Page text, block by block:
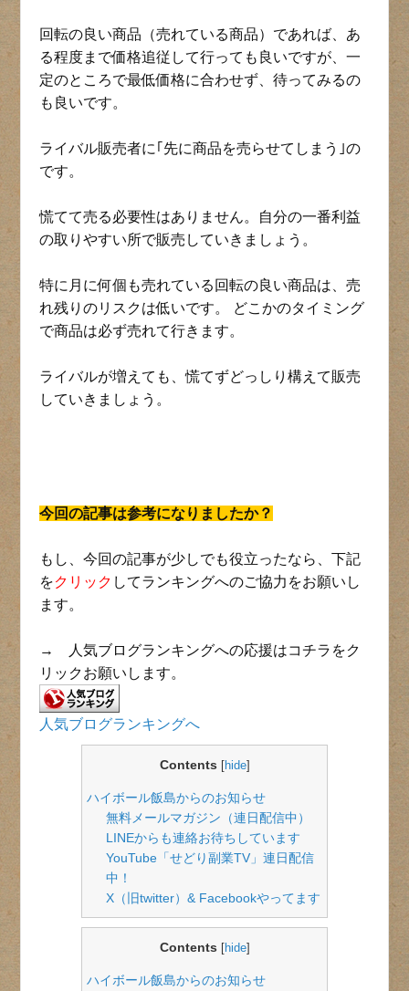
回転の良い商品（売れている商品）であれば、あ
る程度まで価格追従して行っても良いですが、一
定のところで最低価格に合わせず、待ってみるの
も良いです。
ライバル販売者に｢先に商品を売らせてしまう｣の
です。
慌てて売る必要性はありません。自分の一番利益
の取りやすい所で販売していきましょう。
特に月に何個も売れている回転の良い商品は、売
れ残りのリスクは低いです。 どこかのタイミング
で商品は必ず売れて行きます。
ライバルが増えても、慌てずどっしり構えて販売
していきましょう。
今回の記事は参考になりましたか？
もし、今回の記事が少しでも役立ったなら、下記
をクリック してランキングへのご協力をお願いし
ます。
→ 人気ブログランキングへの応援はコチラをク
リックお願いします。
人気ブログランキングへ
Contents [hide]
ハイボール飯島からのお知らせ
無料メールマガジン（連日配信中）
LINEからも連絡お待ちしています
YouTube「せどり副業TV」連日配信
中！
X（旧twitter）& Facebookやってます
Contents [hide]
ハイボール飯島からのお知らせ